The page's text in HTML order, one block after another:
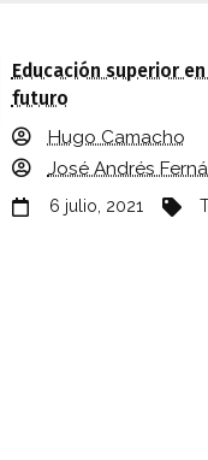
COLABORAN
Educación superior
futuro
Hugo Camacho
José Andrés
6 julio, 2021